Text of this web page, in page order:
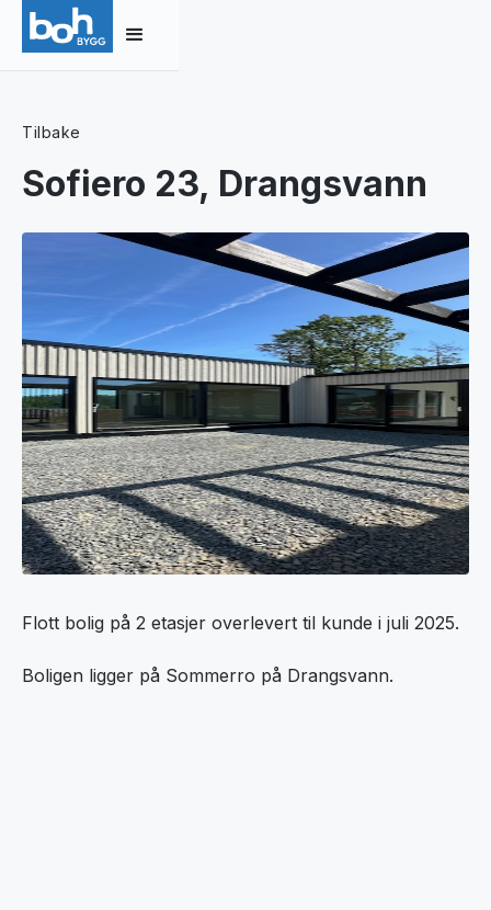
Tilbake
Sofiero 23, Drangsvann
Flott bolig på 2 etasjer overlevert til kunde i juli 2025.
Boligen ligger på Sommerro på Drangsvann.